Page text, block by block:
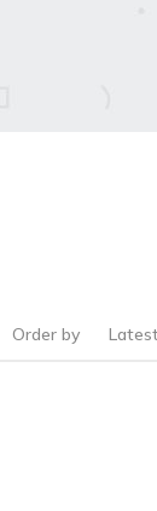
Order by